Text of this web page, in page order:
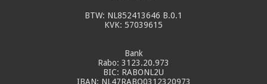
BTW: NL852413646 B.0.1
KVK: 57039615
Bank
Rabo: 3123.20.973
BIC: RABONL2U
IBAN: NL47RABO0312320973